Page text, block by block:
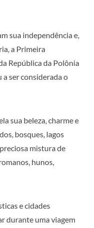
sua independência e,
a Primeira
República da Polônia
a ser considerada o
sua beleza, charme e
bosques, lagos
mistura de
hunos,
e cidades
durante uma viagem